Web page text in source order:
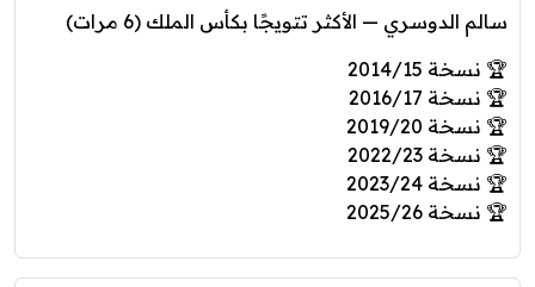
سالم الدوسري — الأكثر تتويجًا بكأس الملك (6 مرات)
🏆 نسخة 2014/15
🏆 نسخة 2016/17
🏆 نسخة 2019/20
🏆 نسخة 2022/23
🏆 نسخة 2023/24
🏆 نسخة 2025/26